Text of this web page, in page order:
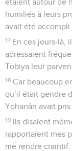
étaient autour de
humiliés à leurs
avait été accompli
17 En ces jours-là,
adressaient
Tobiya leur
18 Car beaucoup
qu’il était gendre
Yohanân avait
19 Ils disaient
rapportaient mes
me rendre craintif.